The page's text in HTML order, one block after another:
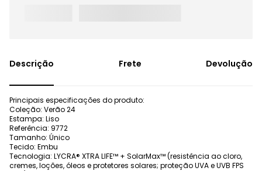
Frete Devolução
Principais especificações do produto:
Coleção: Verão 24
Estampa: Liso
Referência: 9772
Tamanho: Único
Tecido: Embu
Tecnologia: LYCRA® XTRA LIFE™ + SolarMax™ (resistência ao cloro,
cremes, loções, óleos e protetores solares; proteção UVA e UVB FPS